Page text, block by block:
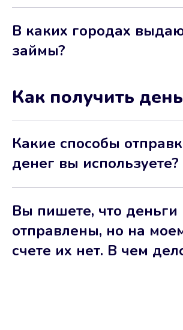
В каких городах
займы?
Как получить
Какие способы
денег вы используете?
Вы пишете, что деньги
отправлены, но на
счете их нет. В чем